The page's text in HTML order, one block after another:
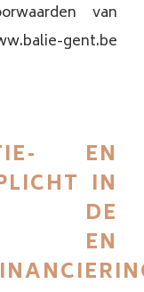
van
gent.be
EN
IN
DE
EN